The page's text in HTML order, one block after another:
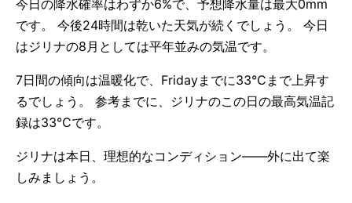
今日の降水確率はわずか6%で、予想降水量は最大0mm
です。 今後24時間は乾いた天気が続くでしょう。 今日
はジリナの8月としては平年並みの気温です。
7日間の傾向は温暖化で、Fridayまでに33°Cまで上昇す
るでしょう。 参考までに、ジリナのこの日の最高気温記
録は33°Cです。
ジリナは本日、理想的なコンディション——外に出て楽
しみましょう。